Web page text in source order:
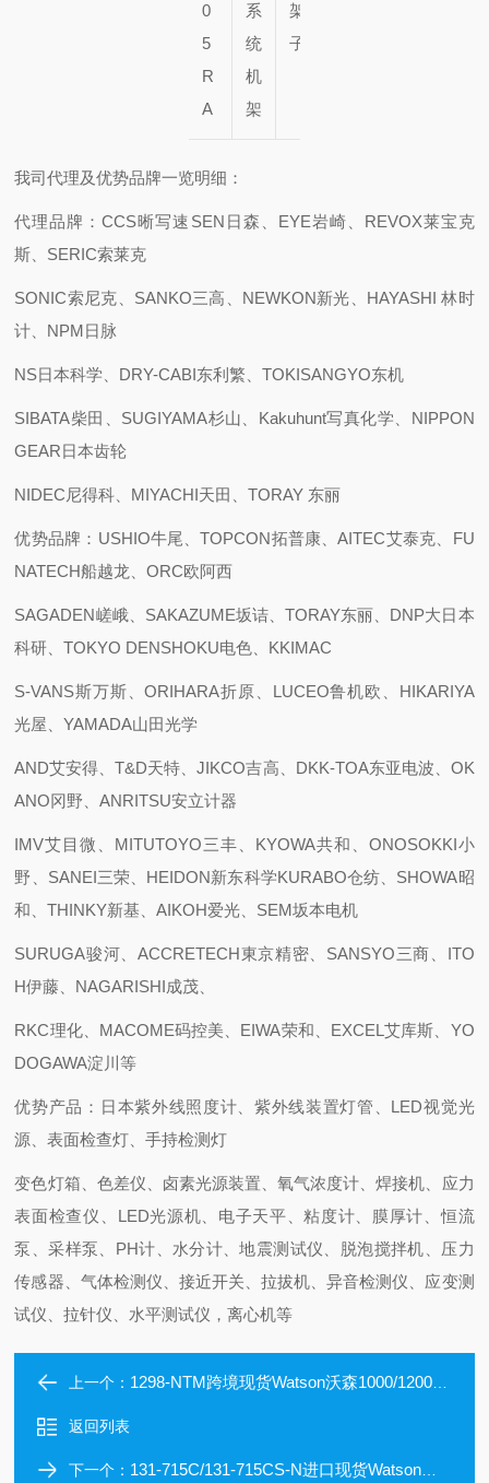
0
5
R
A
系
统
机
架
架
子
我司代理及优势品牌一览明细：
代理品牌：CCS晰写速 SEN日森、EYE岩崎、REVOX莱宝克
斯、SERIC索莱克
SONIC索尼克、SANKO三高、NEWKON新光、HAYASHI 林时
计、NPM日脉
NS日本科学、DRY-CABI东利繁、TOKISANGYO东机
SIBATA柴田、SUGIYAMA杉山、Kakuhunt写真化学、NIPPON
GEAR日本齿轮
NIDEC尼得科、MIYACHI天田、TORAY 东丽
优势品牌：USHIO牛尾、TOPCON拓普康、AITEC艾泰克、FU
NATECH船越龙、ORC欧阿西
SAGADEN嵯峨、SAKAZUME坂诘、TORAY东丽、DNP大日本
科研、TOKYO DENSHOKU电色、KKIMAC
S-VANS斯万斯、ORIHARA折原、LUCEO鲁机欧、HIKARIYA
光屋、YAMADA山田光学
AND艾安得、T&D天特、JIKCO吉高、DKK-TOA东亚电波、OK
ANO冈野、ANRITSU安立计器
IMV艾目微、MITUTOYO三丰、KYOWA共和、ONOSOKKI小
野、SANEI三荣、HEIDON新东科学KURABO仓纺、SHOWA昭
和、THINKY新基、AIKOH爱光、SEM坂本电机
SURUGA骏河、ACCRETECH東京精密、SANSYO三商、ITO
H伊藤、NAGARISHI成茂、
RKC理化、MACOME码控美、EIWA荣和、EXCEL艾库斯、YO
DOGAWA淀川等
优势产品：日本紫外线照度计、紫外线装置灯管、LED视觉光
源、表面检查灯、手持检测灯
变色灯箱、色差仪、卤素光源装置、氧气浓度计、焊接机、应力
表面检查仪、LED光源机、电子天平、粘度计、膜厚计、恒流
泵、采样泵、PH计、水分计、地震测试仪、脱泡搅拌机、压力
传感器、气体检测仪、接近开关、拉拔机、异音检测仪、应变测
试仪、拉针仪、水平测试仪，离心机等
上一个： 1298-NTM跨境现货Watson沃森1000/1200μL滤芯吸头
返回列表
下一个： 131-715C/131-715CS-N进口现货Watson沃森超微管